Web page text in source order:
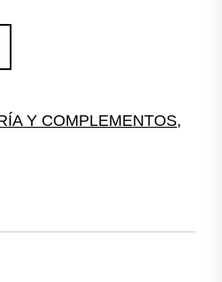
Y COMPLEMENTOS,